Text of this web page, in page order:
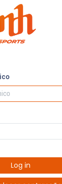
Log in